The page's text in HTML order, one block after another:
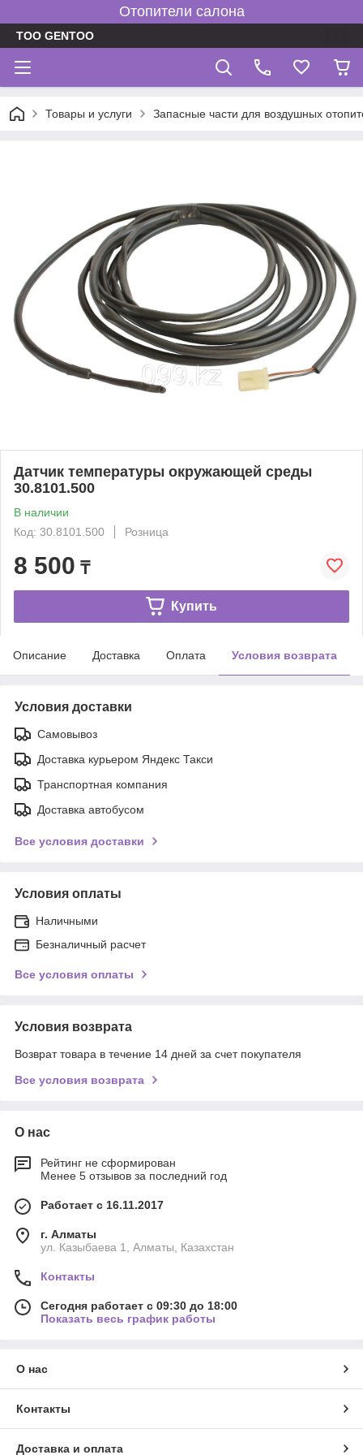
Отопители салона
TOO GENTOO
Товары и услуги Запасные части для воздушных
Датчик температуры окружающей среды
30.8101.500
В наличии
Код: 30.8101.500
Розница
8 500 ₸
Купить
Описание Доставка Оплата Условия возврата
Условия доставки
Самовывоз
Доставка курьером Яндекс Такси
Транспортная компания
Доставка автобусом
Все условия доставки
Условия оплаты
Наличными
Безналичный расчет
Все условия оплаты
Условия возврата
Возврат товара в течение 14 дней за счет покупателя
Все условия возврата
О нас
Рейтинг не сформирован
Менее 5 отзывов за последний год
Работает с 16.11.2017
г. Алматы
ул. Казыбаева 1, Алматы, Казахстан
Контакты
Сегодня работает с 09:30 до 18:00
Показать весь график работы
О нас
Контакты
Доставка и оплата